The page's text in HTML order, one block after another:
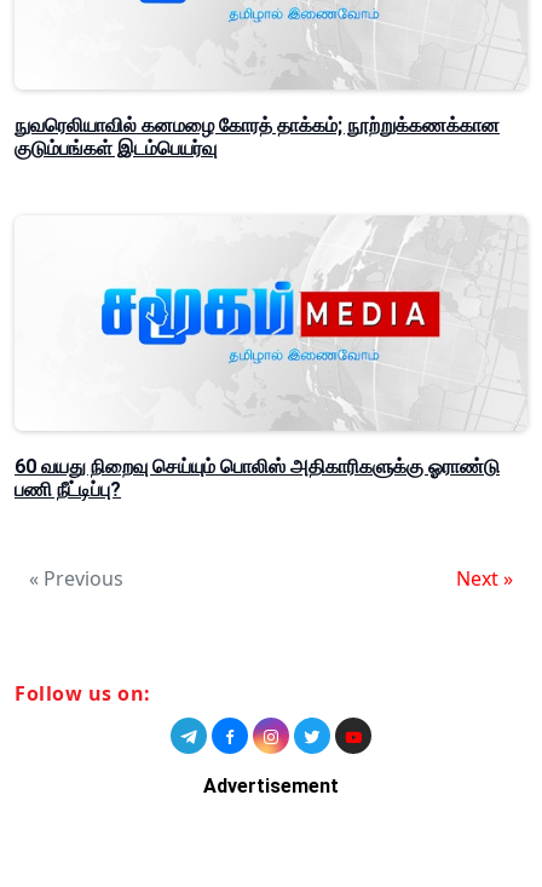
நுவரெலியாவில் கனமழை கோரத் தாக்கம்; நூற்றுக்கணக்கான
குடும்பங்கள் இடம்பெயர்வு
60 வயது நிறைவு செய்யும் பொலிஸ் அதிகாரிகளுக்கு ஓராண்டு
பணி நீட்டிப்பு?
« Previous Next »
Follow us on:
Advertisement